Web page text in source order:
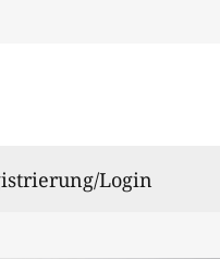
Login